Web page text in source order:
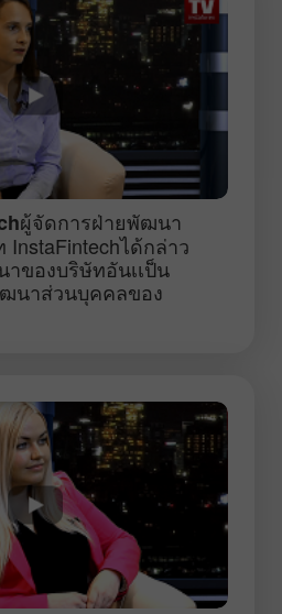
ผู้จัดการฝ่ายพัฒนา
ได้กล่าว
ของบริษัทอันเเป็น
นาส่วนบุคคลของ